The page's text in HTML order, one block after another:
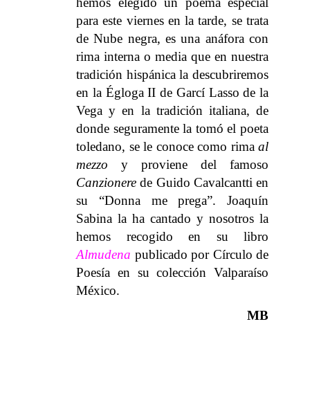
para este viernes en la tarde, se trata
de Nube negra, es una anáfora con
rima interna o media que en nuestra
tradición hispánica la descubriremos
en la Égloga II de Garcí Lasso de la
Vega y en la tradición italiana, de
donde seguramente la tomó el poeta
toledano, se le conoce como rima al
mezzo y proviene del famoso
Canzionere de Guido Cavalcantti en
su “Donna me prega”. Joaquín
Sabina la ha cantado y nosotros la
hemos recogido en su libro
Almudena publicado por Círculo de
Poesía en su colección Valparaíso
México.
MB